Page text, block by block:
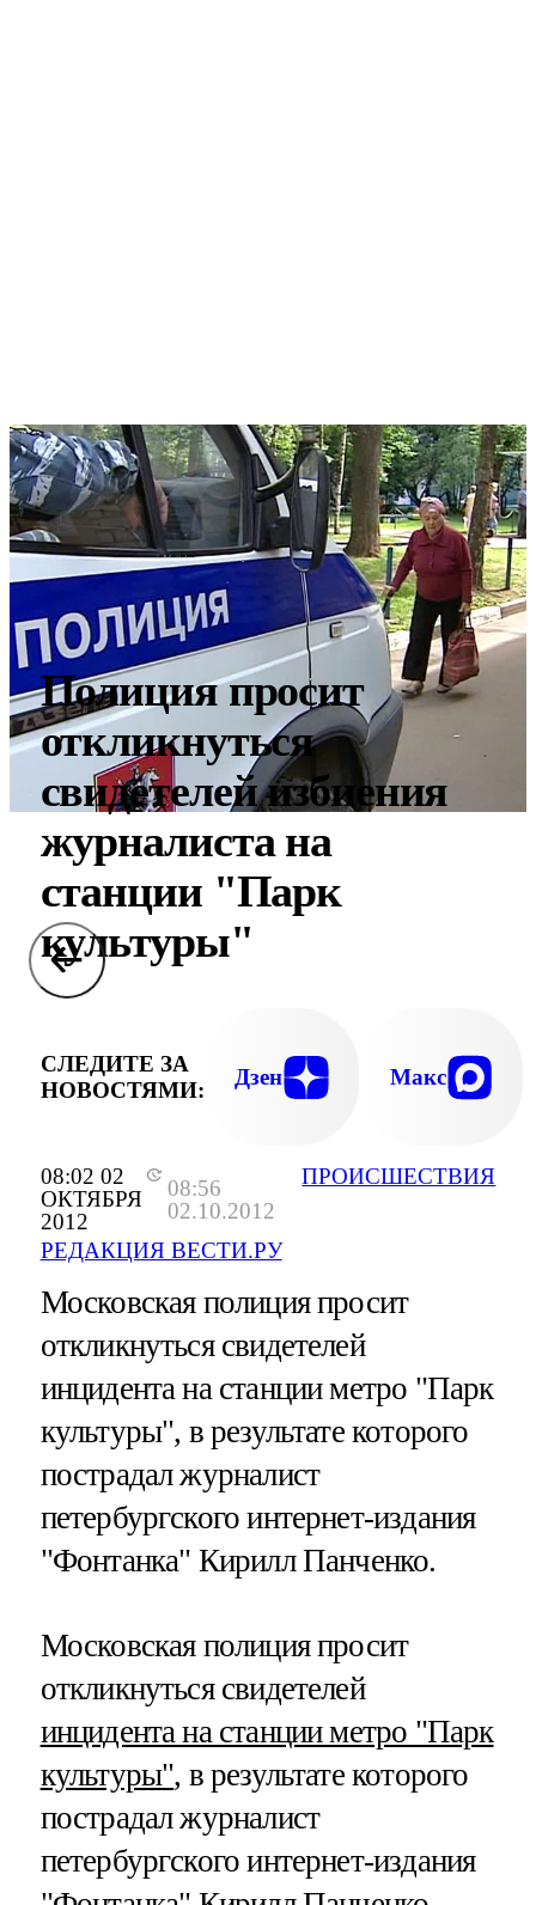
08:02 02
ОКТЯБРЯ
2012
08:56
02.10.2012
РЕДАКЦИЯ ВЕСТИ.РУ
ПРОИСШЕСТВИЯ
Полиция просит
откликнуться
свидетелей избиения
журналиста на
станции "Парк
культуры"
СЛЕДИТЕ ЗА
НОВОСТЯМИ:
Дзен Макс
Московская полиция просит
откликнуться свидетелей
инцидента на станции метро "Парк
культуры", в результате которого
пострадал журналист
петербургского интернет-издания
"Фонтанка" Кирилл Панченко.
Московская полиция просит
откликнуться свидетелей
инцидента на станции метро "Парк
культуры", в результате которого
пострадал журналист
петербургского интернет-издания